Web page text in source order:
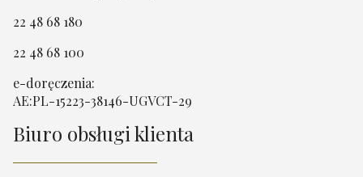
22 48 68 180
22 48 68 100
e-doręczenia:
AE:PL-15223-38146-UGVCT-29
Biuro obsługi klienta